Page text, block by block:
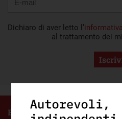
Dichiaro di aver letto l’
al trattamento dei
Europa